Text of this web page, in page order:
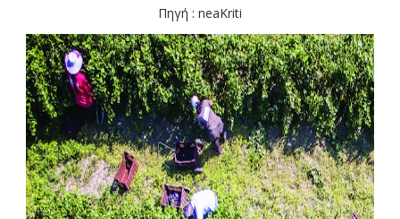
Πηγή : neaKriti